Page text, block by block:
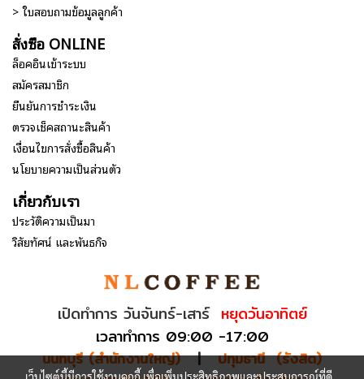
> ใบสอบถามข้อมูลลูกค้า
สั่งซื้อ ONLINE
ล็อคอินเข้าระบบ
สมัครสมาชิก
ยืนยันการชำระเงิน
ตรวจเช็คสถานะสินค้า
เงื่อนไขการสั่งซื้อสินค้า
นโยบายความเป็นส่วนตัว
เกี่ยวกับเรา
ประวัติความเป็นมา
วิสัยทัศน์ และพันธกิจ
เปิดทำการ วันจันทร์-เสาร์ หยุดวันอาทิตย์
เวลาทำการ 09:00 -17:00
นนทบุรี (สำนักงานใหญ่)|
ปทุมธานี (รังสิต)